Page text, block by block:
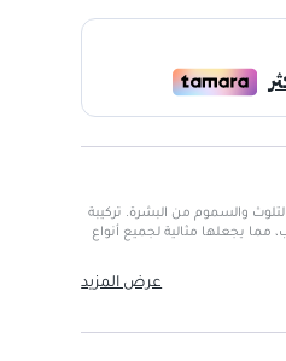
للتخلص من آثار التلوث والسموم من البشرة. تركيبة
يجعلها مثالية لجميع أنواع
عرض المزيد